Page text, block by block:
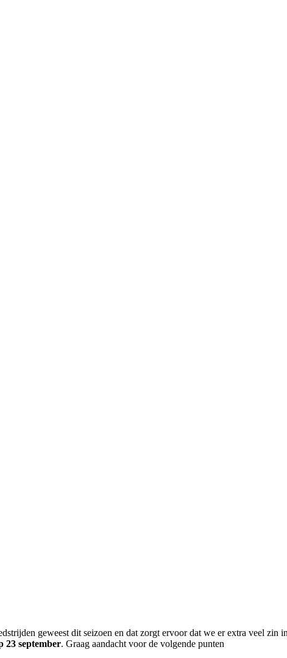
geweest dit seizoen en dat zorgt ervoor dat we er extra veel zin
23 september. Graag aandacht voor de volgende punten